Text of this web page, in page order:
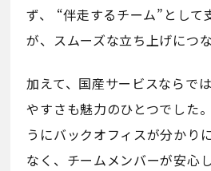
ず、 “伴走するチーム”として
が、スムーズな立ち上げにつ
加えて、国産サービスならで
やすさも魅力のひとつでした
うにバックオフィスが分かり
なく、チームメンバーが安心